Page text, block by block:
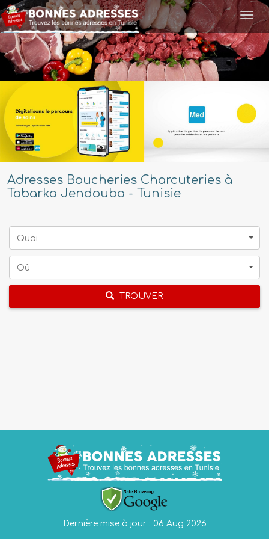
Adresses Boucheries Charcuteries à
Tabarka Jendouba - Tunisie
Quoi
Oû
TROUVER
Dernière mise à jour : 06 Aug 2026